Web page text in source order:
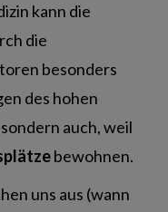
kann die
die
besonders
des hohen
auch, weil
bewohnen.
uns aus (wann